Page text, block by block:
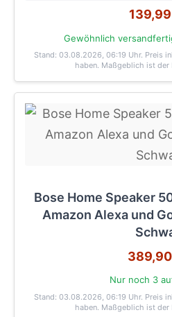
Gewöhnlich
Stand: 03.08.2026, 06:19 Uhr. Preis
haben. Maßgeblich ist der
Bose Home Speaker
Amazon Alexa und
Nur noch 3
Stand: 03.08.2026, 06:19 Uhr. Preis
haben. Maßgeblich ist der